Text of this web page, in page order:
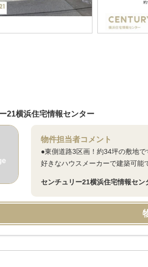
21横浜住宅情報センター
物件担当者コメント
●東側道路3区画！約34坪の敷地
好きなハウスメーカーで建築可能
センチュリー21横浜住宅情報セン